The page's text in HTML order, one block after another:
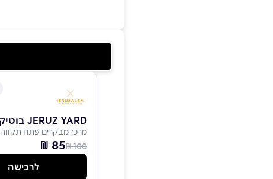
JERUZ YARD בוטיק היין
מרכז מבקרים פתח תקווה
100 ₪
85 ₪
לרכישה